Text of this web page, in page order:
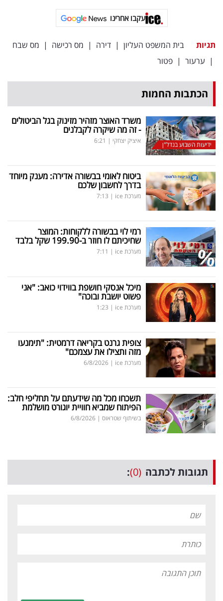
עקבו
אחרינו:
עקבו אחרינו
תגיות בית המשפט העליון | דירה | מס רכישה | מס שבח
| ערעור | פטור
הכתבות החמות
ידיעות השבוע בנדל"ן
משרד האוצר מזהיר מזינוק בגל הביטולים
- זה מה שיקרה לקבלנים
איציק יצחקי |
6:21
ביטוח לאומי בבשורה אדירה: מענק מיוחד
בדרך לחשבון שלכם
מערכת ice |
7:13
רמי לוי בבשורה ללקוחות: המוצר
שחיכיתם לו חוזר ב-199.90 שקל בלבד
מערכת ice |
7:11
מיכל אנסקי חושפת בווידוי כואב: "אני
פשוט יושבת ובוכה"
מערכת ice |
1:23
צופית גרנט בקריאה דרמטית: "תימנעו
מזה ותצילו את עצמכם"
מערכת ice |
6/8/2026
תשכחו מכל מה שידעתם על תחליפי חלב:
הפיתוח שמביא חוויית יוגורט מושלמת
בשיתוף שטראוס |
6/8/2026
תגובות לכתבה (0)
: